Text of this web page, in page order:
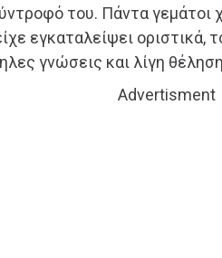
του. Πάντα γεμάτοι
εγκαταλείψει οριστικά,
γνώσεις και λίγη
Advertisment